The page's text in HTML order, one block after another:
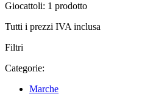
Giocattoli: 1 prodotto
Tutti i prezzi IVA inclusa
Filtri
Categorie:
Marche